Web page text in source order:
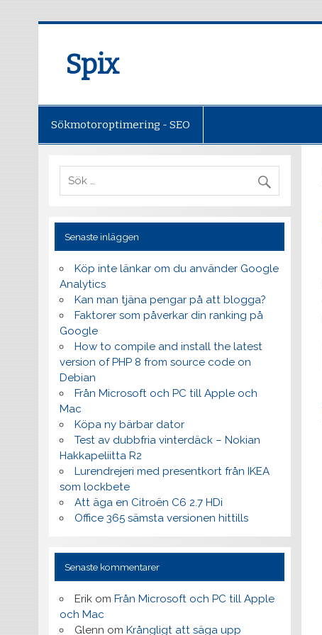
Spix
Sökmotoroptimering - SEO
Senaste inläggen
Köp inte länkar om du använder Google
Analytics
Kan man tjäna pengar på att blogga?
Faktorer som påverkar din ranking på
Google
How to compile and install the latest
version of PHP 8 from source code on
Debian
Från Microsoft och PC till Apple och
Mac
Köpa ny bärbar dator
Test av dubbfria vinterdäck – Nokian
Hakkapeliitta R2
Lurendrejeri med presentkort från IKEA
som lockbete
Att äga en Citroën C6 2.7 HDi
Office 365 sämsta versionen hittills
Senaste kommentarer
Erik omFrån Microsoft och PC till Apple
och Mac
Glenn omKrångligt att säga upp